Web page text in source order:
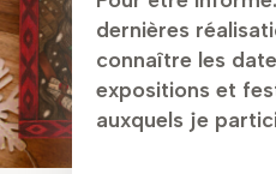
dernières
connaître les
expositions et
auxquels je